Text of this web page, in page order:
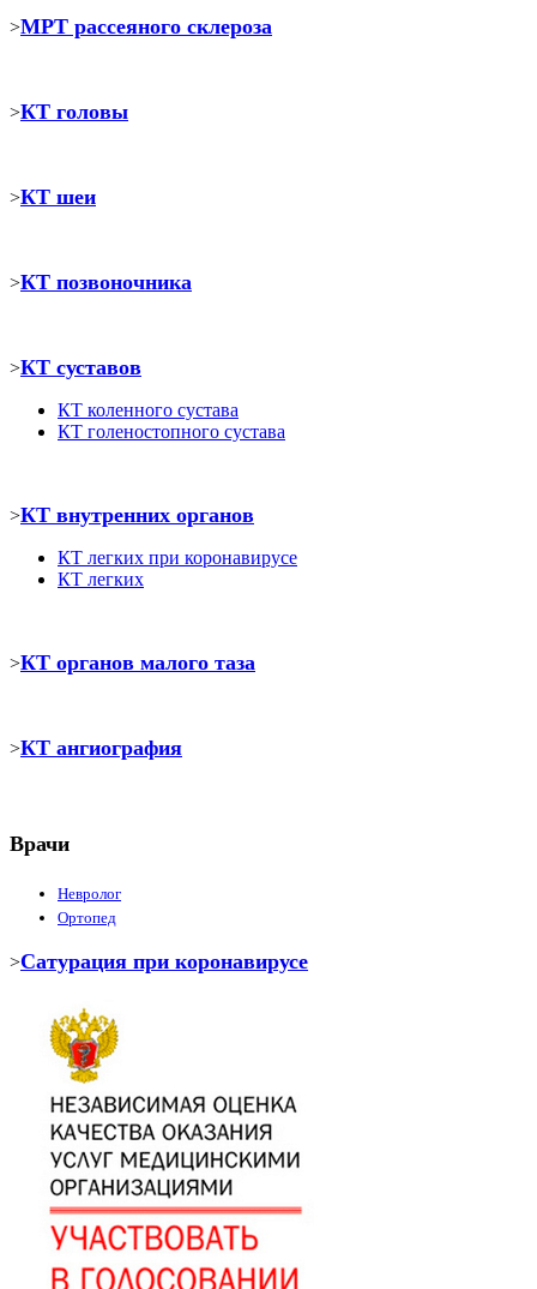
>МРТ рассеяного склероза
>КТ головы
>КТ шеи
>КТ позвоночника
>КТ суставов
КТ коленного сустава
КТ голеностопного сустава
>КТ внутренних органов
КТ легких при коронавирусе
КТ легких
>КТ органов малого таза
>КТ ангиография
Врачи
Невролог
Ортопед
>Сатурация при коронавирусе